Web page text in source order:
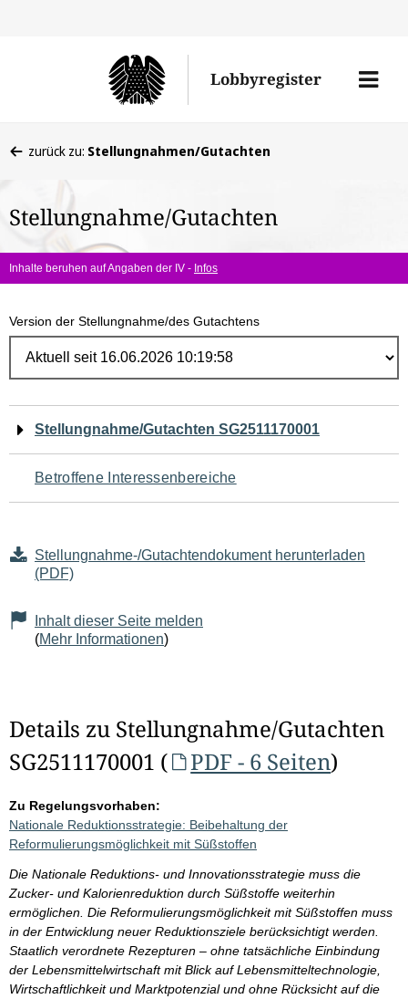
Lobbyregister
Menü
befinden
hier:
zurück zu: Stellungnahmen/Gutachten
Stellungnahme/Gutachten
Inhalte beruhen auf Angaben der IV - Infos
Version der Stellungnahme/des Gutachtens
Navigation
für
den
Seiteninhalt
Stellungnahme/Gutachten SG2511170001
Betroffene Interessenbereiche
Stellungnahme-/Gutachtendokument herunterladen
(PDF)
Inhalt dieser Seite melden
(Mehr Informationen)
Details zu Stellungnahme/Gutachten
SG2511170001 (
PDF - 6 Seiten)
Zu Regelungsvorhaben:
Nationale Reduktionsstrategie: Beibehaltung der
Reformulierungsmöglichkeit mit Süßstoffen
Die Nationale Reduktions- und Innovationsstrategie muss die
Zucker- und Kalorienreduktion durch Süßstoffe weiterhin
ermöglichen. Die Reformulierungsmöglichkeit mit Süßstoffen muss
in der Entwicklung neuer Reduktionsziele berücksichtigt werden.
Staatlich verordnete Rezepturen – ohne tatsächliche Einbindung
der Lebensmittelwirtschaft mit Blick auf Lebensmitteltechnologie,
Wirtschaftlichkeit und Marktpotenzial und ohne Rücksicht auf die